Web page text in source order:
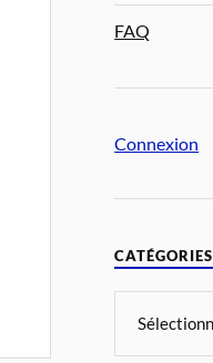
FAQ
Connexion
CATÉGORIES